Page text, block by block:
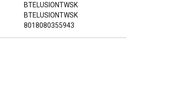
BTELUSIONTWSK
BTELUSIONTWSK
8018080355943